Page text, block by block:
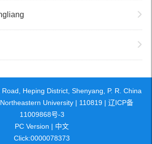
Heping District, Shenyang, P. R. China
University | 110819 | 辽ICP备
11009868号-3
PC Version | 中文
Click:0000078373